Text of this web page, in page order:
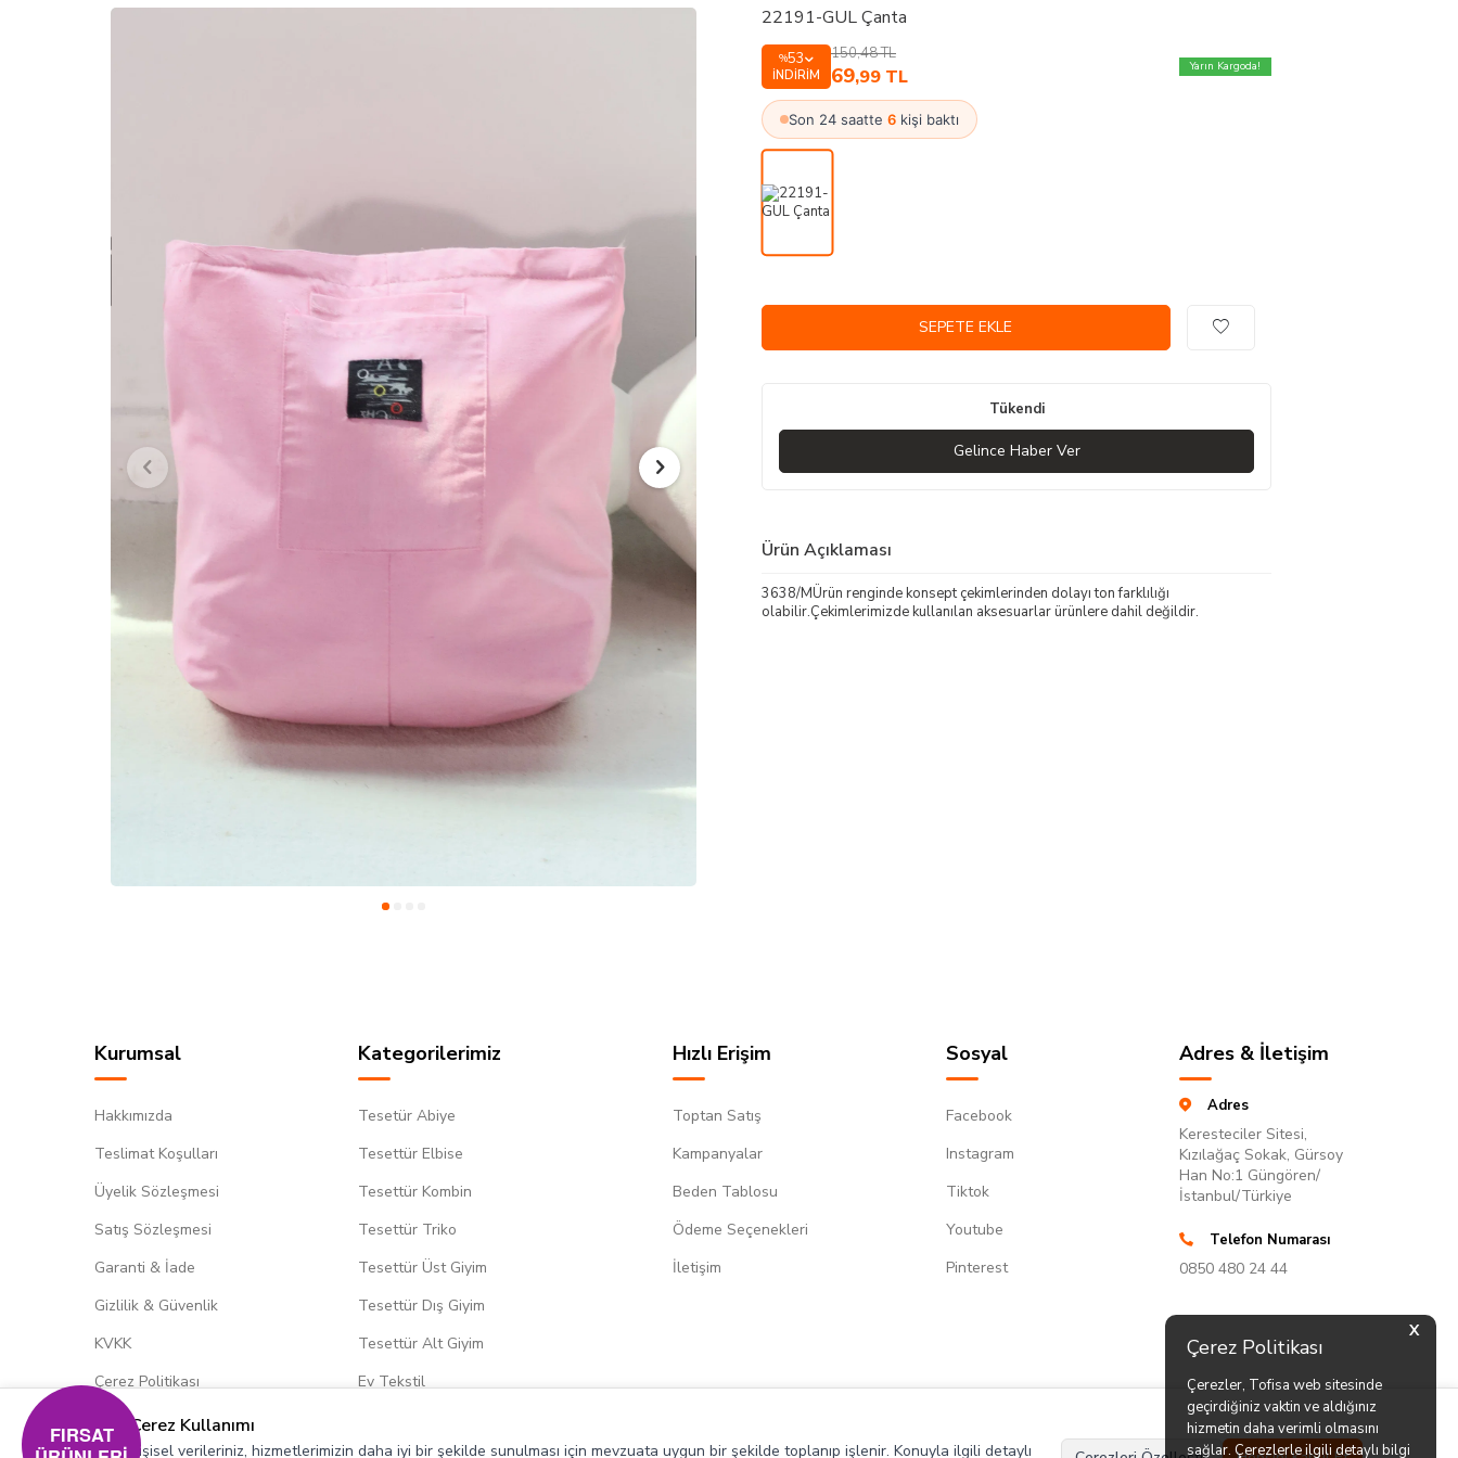
X
Çerez Politikası
Çerezler, Tofisa web sitesinde
geçirdiğiniz vaktin ve aldığınız
hizmetin daha verimli olmasını
sağlar. Çerezlerle ilgili detaylı bilgi
22191-GUL Çanta
%53
İNDIRIM
150,48TL
69,99 TL Yarın Kargoda!
Son 24 saatte 6 kişi baktı
SEPETE EKLE
Tükendi
Gelince Haber Ver
Ürün Açıklaması
3638/MÜrün renginde konsept çekimlerinden dolayı ton farklılığı
olabilir.Çekimlerimizde kullanılan aksesuarlar ürünlere dahil değildir.
Kurumsal
Hakkımızda
Teslimat Koşulları
Üyelik Sözleşmesi
Satış Sözleşmesi
Garanti & İade
Gizlilik & Güvenlik
KVKK
Çerez Politikası
Kategorilerimiz
Tesetür Abiye
Tesettür Elbise
Tesettür Kombin
Tesettür Triko
Tesettür Üst Giyim
Tesettür Dış Giyim
Tesettür Alt Giyim
Ev Tekstil
Hızlı Erişim
Toptan Satış
Kampanyalar
Beden Tablosu
Ödeme Seçenekleri
İletişim
Sosyal
Facebook
Instagram
Tiktok
Youtube
Pinterest
Adres & İletişim
Adres
Keresteciler Sitesi,
Kızılağaç Sokak, Gürsoy
Han No:1 Güngören/
İstanbul/Türkiye
Telefon Numarası
0850 480 24 44
Çerez Kullanımı
Kişisel verileriniz, hizmetlerimizin daha iyi bir şekilde sunulması için mevzuata uygun bir şekilde toplanıp işlenir. Konuyla ilgili detaylı
FIRSAT